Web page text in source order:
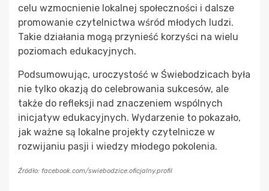
celu wzmocnienie lokalnej społeczności i dalsze
promowanie czytelnictwa wśród młodych ludzi.
Takie działania mogą przynieść korzyści na wielu
poziomach edukacyjnych.
Podsumowując, uroczystość w Świebodzicach była
nie tylko okazją do celebrowania sukcesów, ale
także do refleksji nad znaczeniem wspólnych
inicjatyw edukacyjnych. Wydarzenie to pokazało,
jak ważne są lokalne projekty czytelnicze w
rozwijaniu pasji i wiedzy młodego pokolenia.
Źródło: facebook.com/swiebodzice.oficjalny.profil